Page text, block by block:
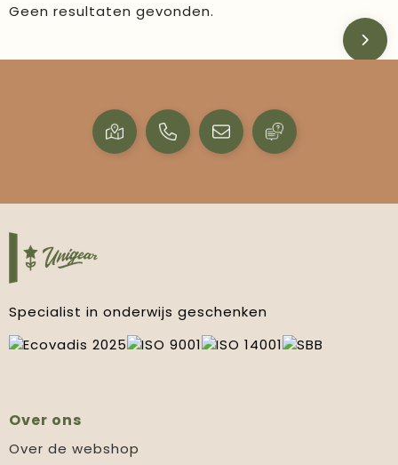
Geen resultaten gevonden.
Specialist in onderwijs geschenken
Over ons
Over de webshop